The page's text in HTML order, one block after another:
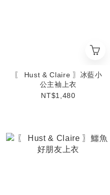
〖 Hust & Claire 〗冰藍小
公主袖上衣
NT$1,480